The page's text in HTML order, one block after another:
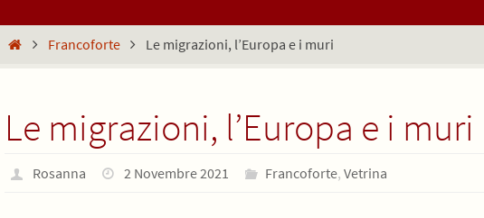
HomeFrancoforte Le migrazioni, l’Europa e i muri
Le migrazioni, l’Europa e i muri
Rosanna 2 Novembre 2021 Francoforte,Vetrina